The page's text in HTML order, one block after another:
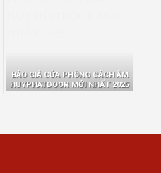
BÁO GIÁ CỬA PHÒNG CÁCH ÂM
HUYPHATDOOR MỚI NHẤT 2025